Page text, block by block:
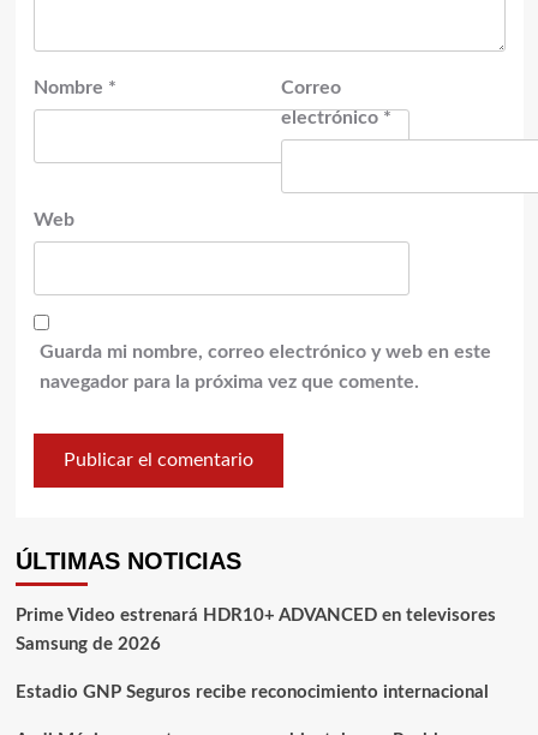
Nombre *
Correo
electrónico*
Web
Guarda mi nombre, correo electrónico y web en este
navegador para la próxima vez que comente.
ÚLTIMAS NOTICIAS
Prime Video estrenará HDR10+ ADVANCED en televisores
Samsung de 2026
Estadio GNP Seguros recibe reconocimiento internacional